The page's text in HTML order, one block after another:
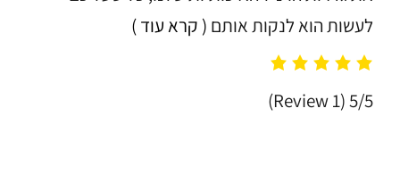
לעשות הוא לנקות אותם ( קרא עוד )
5/5
(1 Review)